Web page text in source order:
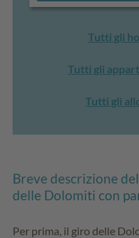
Tutti gli
Tutti gli
Tutti gli
Breve descrizione
delle Dolomiti con
Per prima, il giro delle